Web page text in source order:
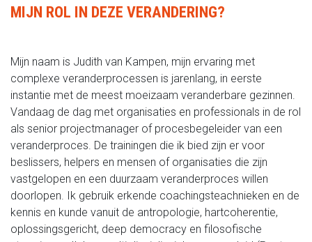
MIJN ROL IN DEZE VERANDERING?
Mijn naam is Judith van Kampen, mijn ervaring met
complexe veranderprocessen is jarenlang, in eerste
instantie met de meest moeizaam veranderbare gezinnen.
Vandaag de dag met organisaties en professionals in de rol
als senior projectmanager of procesbegeleider van een
veranderproces. De trainingen die ik bied zijn er voor
beslissers, helpers en mensen of organisaties die zijn
vastgelopen en een duurzaam veranderproces willen
doorlopen. Ik gebruik erkende coachingsteachnieken en de
kennis en kunde vanuit de antropologie, hartcoherentie,
oplossingsgericht, deep democracy en filosofische